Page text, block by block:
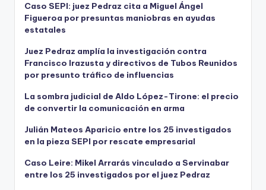
Caso SEPI: juez Pedraz cita a Miguel Ángel
Figueroa por presuntas maniobras en ayudas
estatales
Juez Pedraz amplía la investigación contra
Francisco Irazusta y directivos de Tubos Reunidos
por presunto tráfico de influencias
La sombra judicial de Aldo López-Tirone: el precio
de convertir la comunicación en arma
Julián Mateos Aparicio entre los 25 investigados
en la pieza SEPI por rescate empresarial
Caso Leire: Mikel Arrarás vinculado a Servinabar
entre los 25 investigados por el juez Pedraz